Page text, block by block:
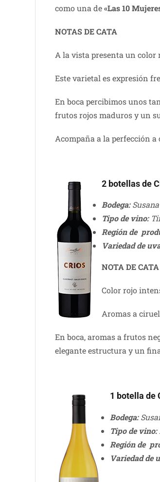
como una de«Las 10
NOTAS DE CATA
A la vista presenta un color
Este varietal es expresión
En boca percibimos unos
frutos rojos maduros y un
Acompaña a la perfección a
2 botellas de
Bodega:
Tipo de vino:
Región de
Variedad de
NOTA DE CATA
Color rojo
Aromas a
En boca, aromas a frutos
elegante estructura y un
1 botella de
Bodega:
Tipo de vino:
Región de
Variedad de